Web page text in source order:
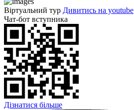
Віртуальний тур Дивитись на youtube
Чат-бот вступника
Дізнатися більше